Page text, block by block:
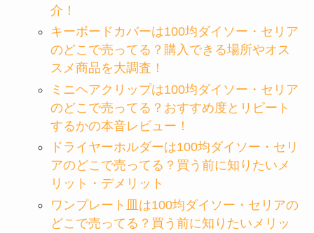
介！
キーボードカバーは100均ダイソー・セリア
のどこで売ってる？購入できる場所やオス
スメ商品を大調査！
ミニヘアクリップは100均ダイソー・セリア
のどこで売ってる？おすすめ度とリピート
するかの本音レビュー！
ドライヤーホルダーは100均ダイソー・セリ
アのどこで売ってる？買う前に知りたいメ
リット・デメリット
ワンプレート皿は100均ダイソー・セリアの
どこで売ってる？買う前に知りたいメリッ